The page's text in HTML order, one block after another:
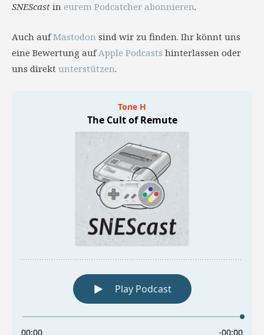
SNEScast in eurem Podcatcher abonnieren.
Auch aufMastodon sind wir zu finden. Ihr könnt uns
eine Bewertung aufApple Podcasts hinterlassen oder
uns direkt unterstützen.